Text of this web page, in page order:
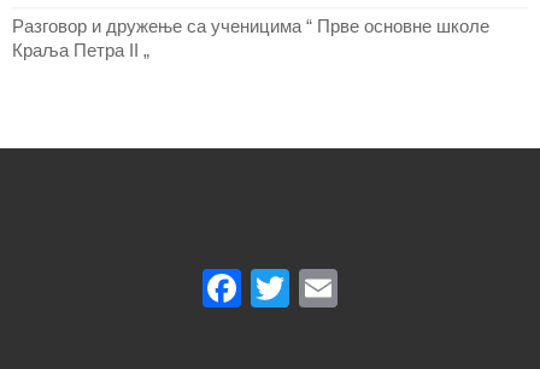
Разговор и дружење са ученицима “ Прве основне школе
Краља Петра II „
Facebook
Twitter